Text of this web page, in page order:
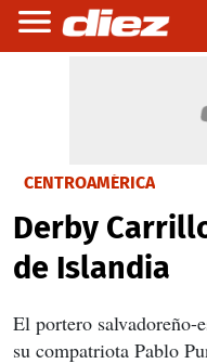
CENTROAMÉRICA
Derby
de Islandia
El portero salvadoreño-
su compatriota Pablo